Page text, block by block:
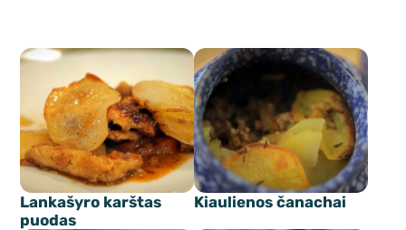
Lankašyro karštas
puodas
Kiaulienos čanachai